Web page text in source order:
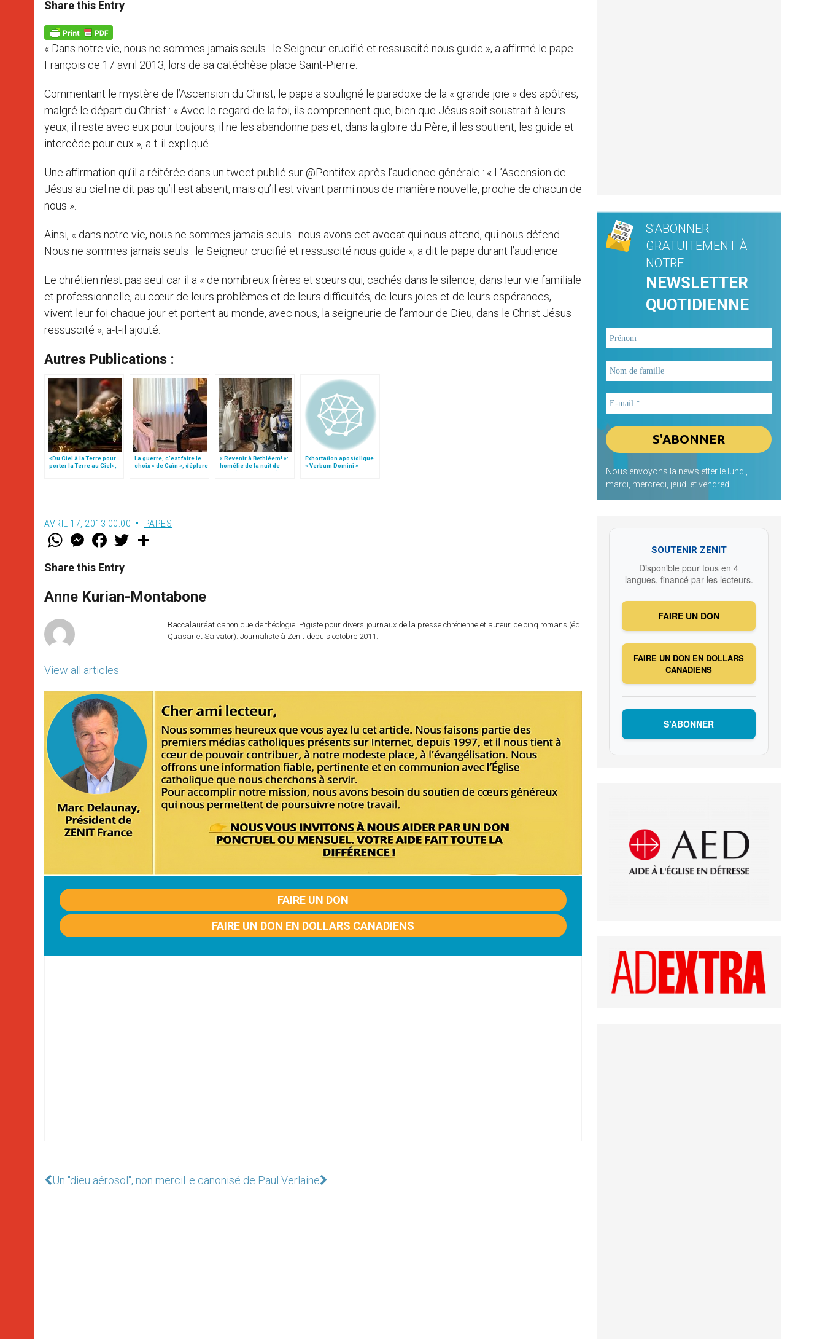
s
p
p
e
g
e
r
b
k
Share this Entry
« Dans notre vie, nous ne sommes jamais seuls : le Seigneur crucifié et ressuscité nous guide », a affirmé le pape
François ce 17 avril 2013, lors de sa catéchèse place Saint-Pierre.
Commentant le mystère de l’Ascension du Christ, le pape a souligné le paradoxe de la « grande joie » des apôtres,
malgré le départ du Christ : « Avec le regard de la foi, ils comprennent que, bien que Jésus soit soustrait à leurs
yeux, il reste avec eux pour toujours, il ne les abandonne pas et, dans la gloire du Père, il les soutient, les guide et
intercède pour eux », a-t-il expliqué.
Une affirmation qu’il a réitérée dans un tweet publié sur @Pontifex après l’audience générale : « L’Ascension de
Jésus au ciel ne dit pas qu’il est absent, mais qu’il est vivant parmi nous de manière nouvelle, proche de chacun de
nous ».
Ainsi, « dans notre vie, nous ne sommes jamais seuls : nous avons cet avocat qui nous attend, qui nous défend.
Nous ne sommes jamais seuls : le Seigneur crucifié et ressuscité nous guide », a dit le pape durant l’audience.
Le chrétien n’est pas seul car il a « de nombreux frères et sœurs qui, cachés dans le silence, dans leur vie familiale
et professionnelle, au cœur de leurs problèmes et de leurs difficultés, de leurs joies et de leurs espérances,
vivent leur foi chaque jour et portent au monde, avec nous, la seigneurie de l’amour de Dieu, dans le Christ Jésus
ressuscité », a-t-il ajouté.
Autres Publications :
«Du Ciel à la Terre pour
porter la Terre au Ciel»,
La guerre, c’est faire le
choix « de Caïn », déplore
« Revenir à Bethléem! »:
homélie de la nuit de
Noël (texte complet)
Exhortation apostolique
« Verbum Domini »
AVRIL 17, 2013 00:00 PAPES
W
t
s
p
p
M
e
s
e
g
e
F
a
e
b
o
k
w
r
Share this Entry
Anne Kurian-Montabone
View all articles
Baccalauréat canonique de théologie. Pigiste pour divers journaux de la presse chrétienne et auteur de cinq romans (éd.
Quasar et Salvator). Journaliste à Zenit depuis octobre 2011.
FAIRE UN DON
FAIRE UN DON EN DOLLARS CANADIENS
Un "dieu aérosol", non merciLe canonisé de Paul Verlaine
S'ABONNER
GRATUITEMENT À
NOTRE
NEWSLETTER
QUOTIDIENNE
Nous envoyons la newsletter le lundi,
mardi, mercredi, jeudi et vendredi
SOUTENIR ZENIT
Disponible pour tous en 4
langues, financé par les lecteurs.
FAIRE UN DON
FAIRE UN DON EN DOLLARS
CANADIENS
S’ABONNER